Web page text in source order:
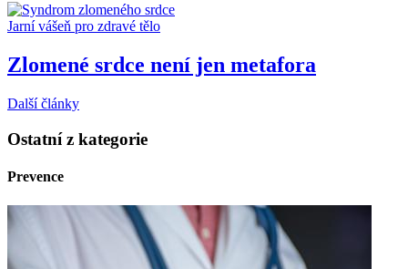
Jarní vášeň pro zdravé tělo
Zlomené srdce není jen metafora
Další články
Ostatní z kategorie
Prevence